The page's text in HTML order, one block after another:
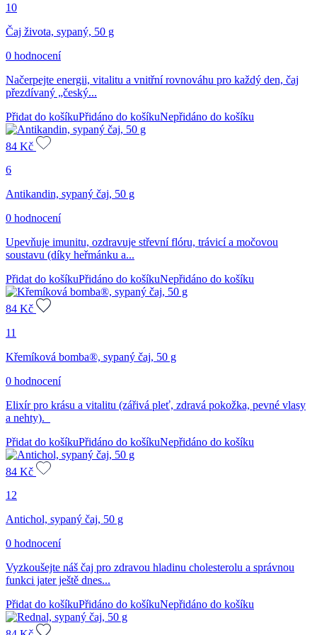
10
Čaj života, sypaný, 50 g
0 hodnocení
Načerpejte energii, vitalitu a vnitřní rovnováhu pro každý den, čaj
přezdívaný „český...
Přidat do košíkuPřidáno do košíkuNepřidáno do košíku
84 Kč
6
Antikandin, sypaný čaj, 50 g
0 hodnocení
Upevňuje imunitu, ozdravuje střevní flóru, trávicí a močovou
soustavu (díky heřmánku a...
Přidat do košíkuPřidáno do košíkuNepřidáno do košíku
84 Kč
11
Křemíková bomba®, sypaný čaj, 50 g
0 hodnocení
Elixír pro krásu a vitalitu (zářivá pleť, zdravá pokožka, pevné vlasy
a nehty).
Přidat do košíkuPřidáno do košíkuNepřidáno do košíku
84 Kč
12
Antichol, sypaný čaj, 50 g
0 hodnocení
Vyzkoušejte náš čaj pro zdravou hladinu cholesterolu a správnou
funkci jater ještě dnes...
Přidat do košíkuPřidáno do košíkuNepřidáno do košíku